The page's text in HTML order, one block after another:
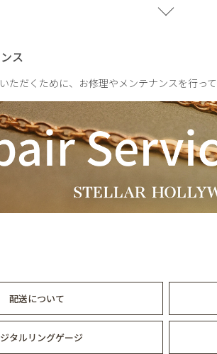
ス
ただくために、お修理やメンテナンスを行っ
配送について
タルリングゲージ